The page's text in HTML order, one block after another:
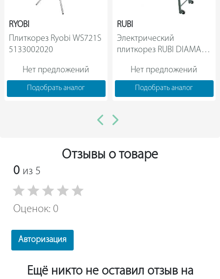
RYOBI
Плиткорез Ryobi WS721S
Нет предложений
Подобрать аналог
RUBI
Электрический
плиткорез RUBI DIAMANT
Нет предложений
Подобрать аналог
Отзывы о товаре
0 из 5
Оценок: 0
Авторизация
Ещё никто не оставил отзыв на